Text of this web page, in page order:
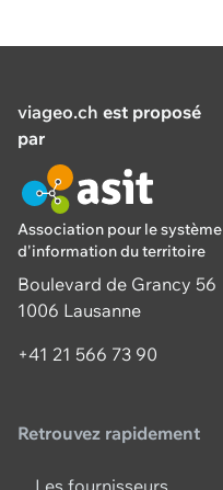
viageo.ch est proposé
par
Association pour le système
d'information du territoire
Boulevard de Grancy 56
1006 Lausanne
+41 21 566 73 90
Retrouvez rapidement